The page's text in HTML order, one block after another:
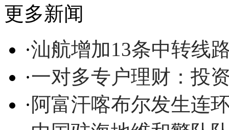
更多新闻
·汕航增加13条中转线
·一对多专户理财：投
· 阿富汗喀布尔发生连